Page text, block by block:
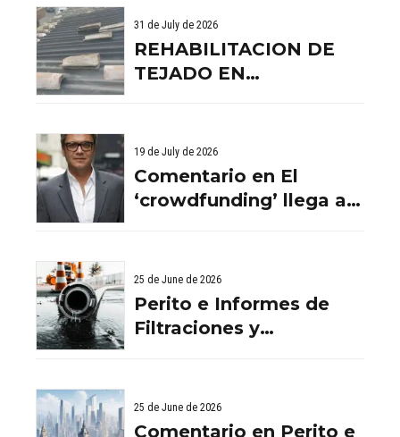
31 de July de 2026
REHABILITACION DE
TEJADO EN
19 de July de 2026
Comentario en El
‘crowdfunding’ llega al
llega al ladrillo por
Comentario en El
‘crowdfunding’ llega al
ladrillo por El
Aurema Group - Grupo
25 de June de 2026
Perito e Informes de
Filtraciones y
Debes Saber
25 de June de 2026
Comentario en Perito e